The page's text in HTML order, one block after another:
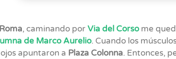
, caminando porVia del Corsome
de Marco Aurelio. Cuando los
apuntaron a Plaza Colonna. Entonces,